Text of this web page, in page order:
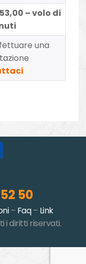
– volo di
una
50
– Faq– Link
i diritti riservati.